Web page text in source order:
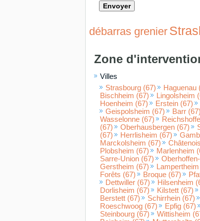
débarras grenier
Zone
Villes
Strasbourg (67)
Haguenau
Bischheim (67)
Lingolsheim
Hoenheim (67)
Erstein (67)
Geispolsheim (67)
Barr (67)
Wasselonne (67)
(67)
Oberhausbergen (67)
(67)
Herrlisheim (67)
Marckolsheim (67)
Plobsheim (67)
Marlenheim
Sarre-Union (67)
Gerstheim (67)
Forêts (67)
Broque (67)
Dettwiller (67)
Hilsenheim
Dorlisheim (67)
Kilstett (67)
Berstett (67)
Schirrhein (67)
Roeschwoog (67)
Epfig (67)
Steinbourg (67)
Wittisheim